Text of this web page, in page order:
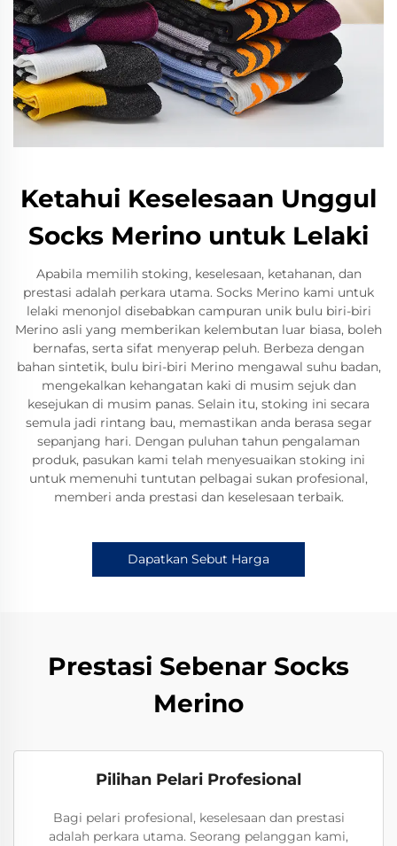
Ketahui Keselesaan Unggul
Socks Merino untuk Lelaki
Apabila memilih stoking, keselesaan, ketahanan, dan
prestasi adalah perkara utama. Socks Merino kami untuk
lelaki menonjol disebabkan campuran unik bulu biri-biri
Merino asli yang memberikan kelembutan luar biasa, boleh
bernafas, serta sifat menyerap peluh. Berbeza dengan
bahan sintetik, bulu biri-biri Merino mengawal suhu badan,
mengekalkan kehangatan kaki di musim sejuk dan
kesejukan di musim panas. Selain itu, stoking ini secara
semula jadi rintang bau, memastikan anda berasa segar
sepanjang hari. Dengan puluhan tahun pengalaman
produk, pasukan kami telah menyesuaikan stoking ini
untuk memenuhi tuntutan pelbagai sukan profesional,
memberi anda prestasi dan keselesaan terbaik.
Dapatkan Sebut Harga
Prestasi Sebenar Socks
Merino
Pilihan Pelari Profesional
Bagi pelari profesional, keselesaan dan prestasi
adalah perkara utama. Seorang pelanggan kami,